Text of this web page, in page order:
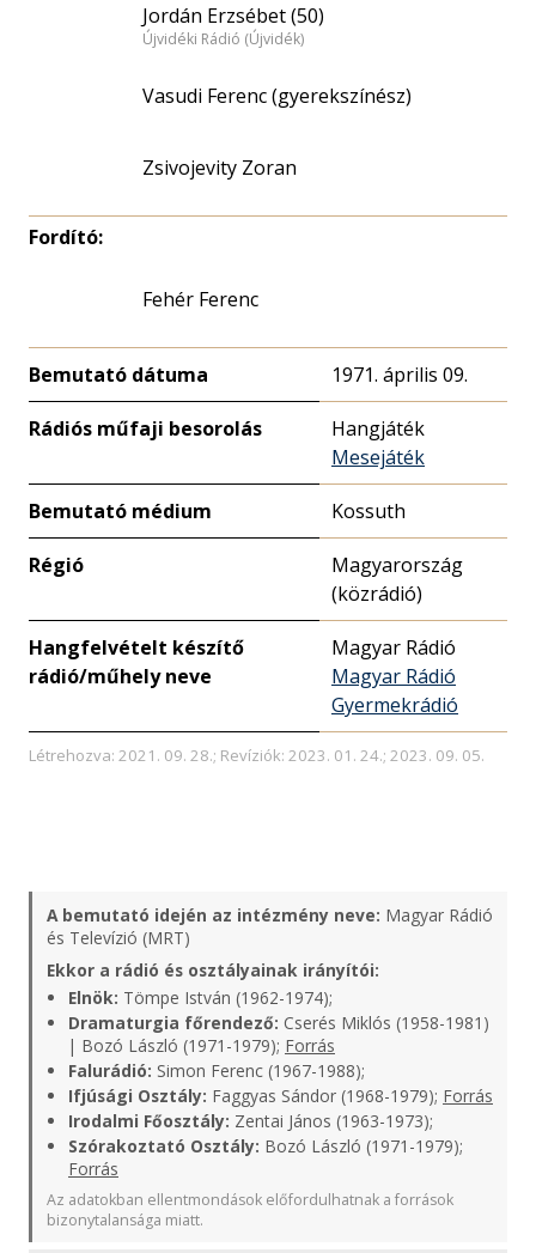
Jordán Erzsébet (50)
Újvidéki Rádió (Újvidék)
Vasudi Ferenc (gyerekszínész)
Zsivojevity Zoran
Fordító:
Fehér Ferenc
Bemutató dátuma 1971. április 09.
Rádiós műfaji besorolás
Hangjáték
Mesejáték
Bemutató médium Kossuth
Régió
Magyarország
(közrádió)
Hangfelvételt készítő
rádió/műhely neve
Magyar Rádió
Magyar Rádió
Gyermekrádió
Létrehozva: 2021. 09. 28.; Revíziók: 2023. 01. 24.; 2023. 09. 05.
A bemutató idején az intézmény neve: Magyar Rádió
és Televízió (MRT)
Ekkor a rádió és osztályainak irányítói:
Elnök: Tömpe István (1962-1974);
Dramaturgia főrendező: Cserés Miklós (1958-1981)
| Bozó László (1971-1979); Forrás
Falurádió: Simon Ferenc (1967-1988);
Ifjúsági Osztály: Faggyas Sándor (1968-1979); Forrás
Irodalmi Főosztály: Zentai János (1963-1973);
Szórakoztató Osztály: Bozó László (1971-1979);
Forrás
Az adatokban ellentmondások előfordulhatnak a források
bizonytalansága miatt.